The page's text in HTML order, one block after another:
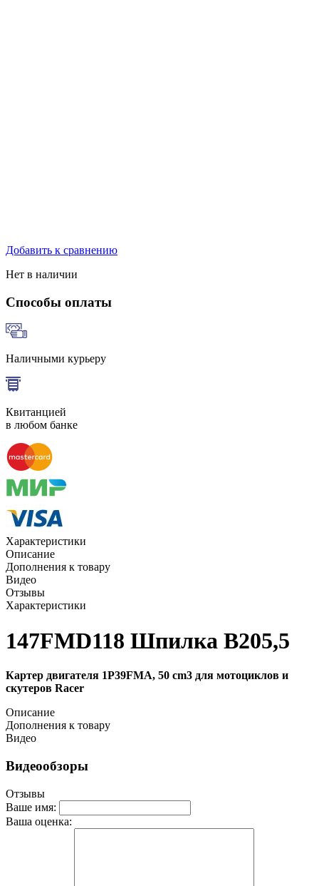
Добавить к сравнению
Нет в наличии
Способы оплаты
Наличными курьеру
Квитанцией
в любом банке
Характеристики
Описание
Дополнения к товару
Видео
Отзывы
Характеристики
147FMD118 Шпилка В205,5
Картер двигателя 1P39FMA, 50 cm3 для мотоциклов и
скутеров Racer
Описание
Дополнения к товару
Видео
Видеообзоры
Отзывы
Ваше имя:
Ваша оценка: